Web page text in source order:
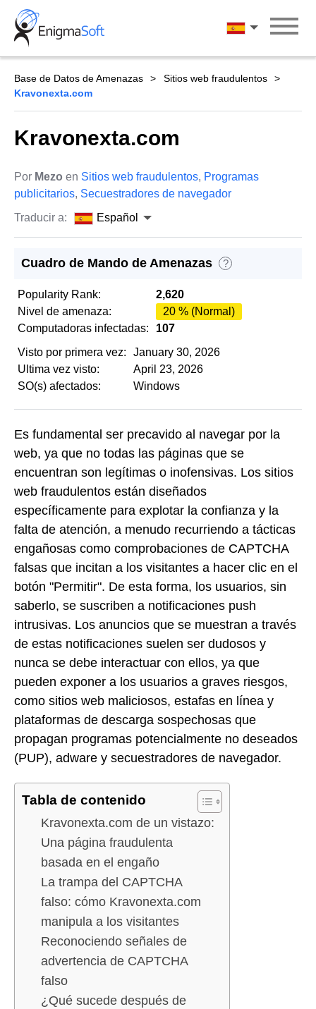
Skip
content
Español
Base de Datos de Amenazas
Sitios web fraudulentos
Kravonexta.com
Kravonexta.com
Por Mezo en Sitios web fraudulentos, Programas
publicitarios, Secuestradores de navegador
Traducir a:
Español
Cuadro de Mando de Amenazas ?
Popularity Rank:
2,620
Nivel de amenaza:
20 % (Normal)
Computadoras infectadas:
107
Visto por primera vez:
January 30, 2026
Ultima vez visto:
April 23, 2026
SO(s) afectados:
Windows
Es fundamental ser precavido al navegar por la
web, ya que no todas las páginas que se
encuentran son legítimas o inofensivas. Los sitios
web fraudulentos están diseñados
específicamente para explotar la confianza y la
falta de atención, a menudo recurriendo a tácticas
engañosas como comprobaciones de CAPTCHA
falsas que incitan a los visitantes a hacer clic en el
botón "Permitir". De esta forma, los usuarios, sin
saberlo, se suscriben a notificaciones push
intrusivas. Los anuncios que se muestran a través
de estas notificaciones suelen ser dudosos y
nunca se debe interactuar con ellos, ya que
pueden exponer a los usuarios a graves riesgos,
como sitios web maliciosos, estafas en línea y
plataformas de descarga sospechosas que
propagan programas potencialmente no deseados
(PUP), adware y secuestradores de navegador.
Tabla de contenido
Kravonexta.com de un vistazo:
Una página fraudulenta
basada en el engaño
La trampa del CAPTCHA
falso: cómo Kravonexta.com
manipula a los visitantes
Reconociendo señales de
advertencia de CAPTCHA
falso
¿Qué sucede después de